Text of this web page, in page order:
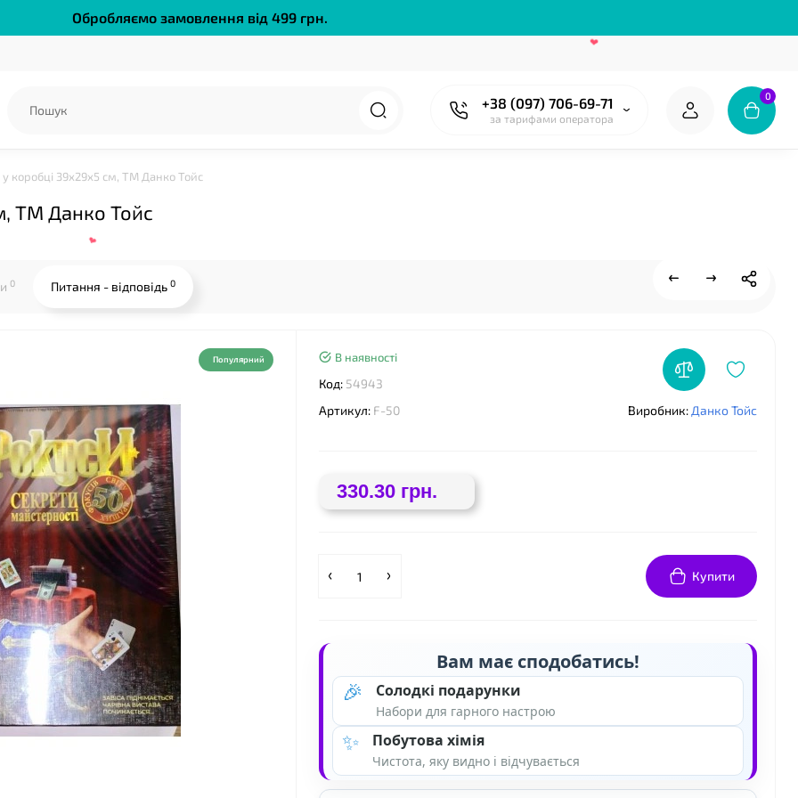
Обробляємо замовлення від 499 грн.
+38 (097) 706-69-71
за тарифами оператора
0
коробці 39х29х5 см, ТМ Данко Тойс
ТМ Данко Тойс
0 Питання - відповідь 0
Популярний В наявності
Код: 54943
Артикул: F-50 Виробник: Данко Тойс
330.30 грн.
Купити
Вам має сподобатись!
🎉 Солодкі подарунки
Набори для гарного настрою
✨ Побутова хімія
Чистота, яку видно і відчувається
❤